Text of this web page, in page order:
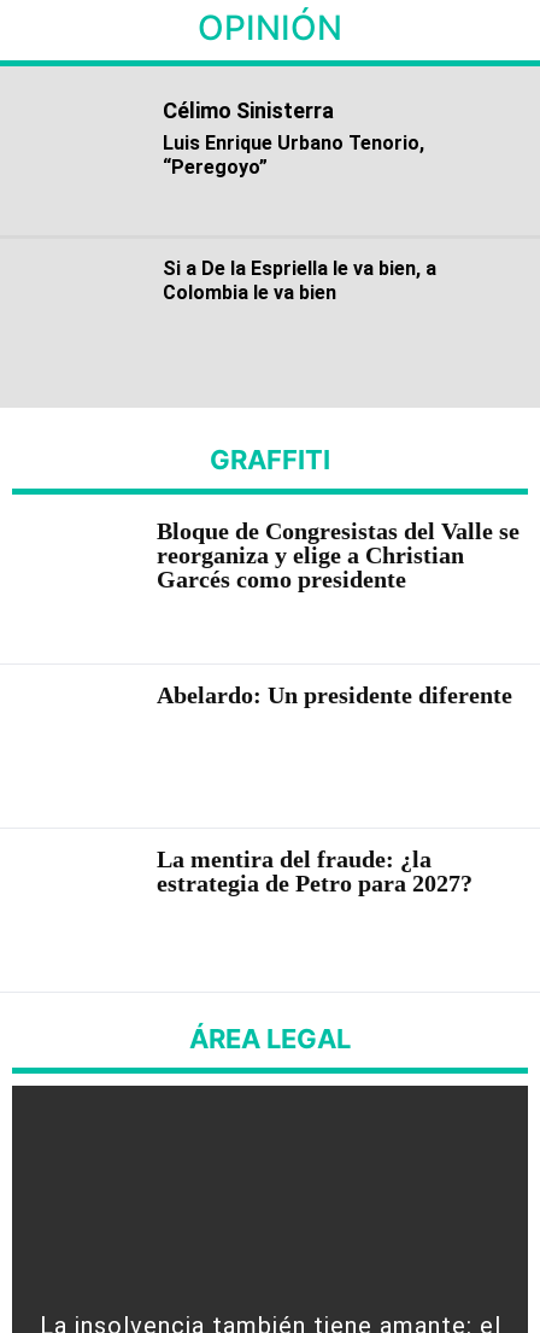
OPINIÓN
Célimo Sinisterra
Luis Enrique Urbano Tenorio,
“Peregoyo”
Si a De la Espriella le va bien, a
Colombia le va bien
GRAFFITI
Bloque de Congresistas del Valle se
reorganiza y elige a Christian
Garcés como presidente
Abelardo: Un presidente diferente
La mentira del fraude: ¿la
estrategia de Petro para 2027?
ÁREA LEGAL
La insolvencia también tiene amante: el